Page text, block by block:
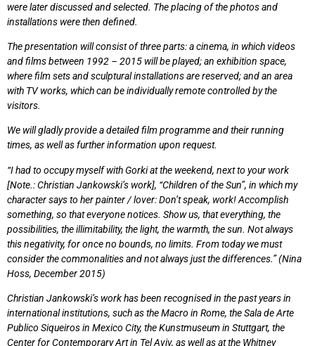
were later discussed and selected. The placing of the photos and
installations were then defined.
The presentation will consist of three parts: a cinema, in which videos
and films between 1992 – 2015 will be played; an exhibition space,
where film sets and sculptural installations are reserved; and an area
with TV works, which can be individually remote controlled by the
visitors.
We will gladly provide a detailed film programme and their running
times, as well as further information upon request.
“I had to occupy myself with Gorki at the weekend, next to your work
[Note.: Christian Jankowski’s work], “Children of the Sun”, in which my
character says to her painter / lover: Don’t speak, work! Accomplish
something, so that everyone notices. Show us, that everything, the
possibilities, the illimitability, the light, the warmth, the sun. Not always
this negativity, for once no bounds, no limits. From today we must
consider the commonalities and not always just the differences.” (Nina
Hoss, December 2015)
Christian Jankowski’s work has been recognised in the past years in
international institutions, such as the Macro in Rome, the Sala de Arte
Publico Siqueiros in Mexico City, the Kunstmuseum in Stuttgart, the
Center for Contemporary Art in Tel Aviv, as well as at the Whitney